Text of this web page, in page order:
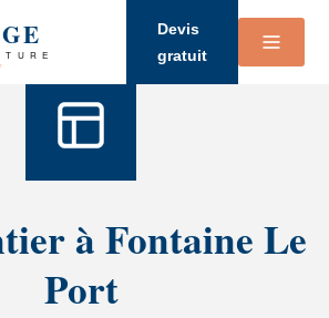
Devis
gratuit
à Fontaine Le
Port